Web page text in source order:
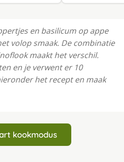
en basilicum op appe
volop smaak. De combinatie
maakt het verschil.
en je verwent er 10
het recept en maak
kookmodus